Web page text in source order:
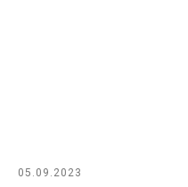
05.09.2023